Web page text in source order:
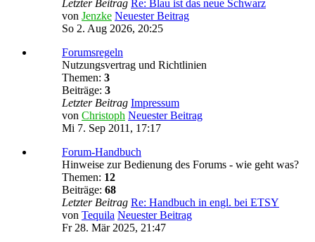
Letzter Beitrag Re: Blau ist das neue Schwarz
von Jenzke Neuester Beitrag
So 2. Aug 2026, 20:25
Forumsregeln
Nutzungsvertrag und Richtlinien
Themen: 3
Beiträge: 3
Letzter Beitrag Impressum
von Christoph Neuester Beitrag
Mi 7. Sep 2011, 17:17
Forum-Handbuch
Hinweise zur Bedienung des Forums - wie geht was?
Themen: 12
Beiträge: 68
Letzter Beitrag Re: Handbuch in engl. bei ETSY
von Tequila Neuester Beitrag
Fr 28. Mär 2025, 21:47